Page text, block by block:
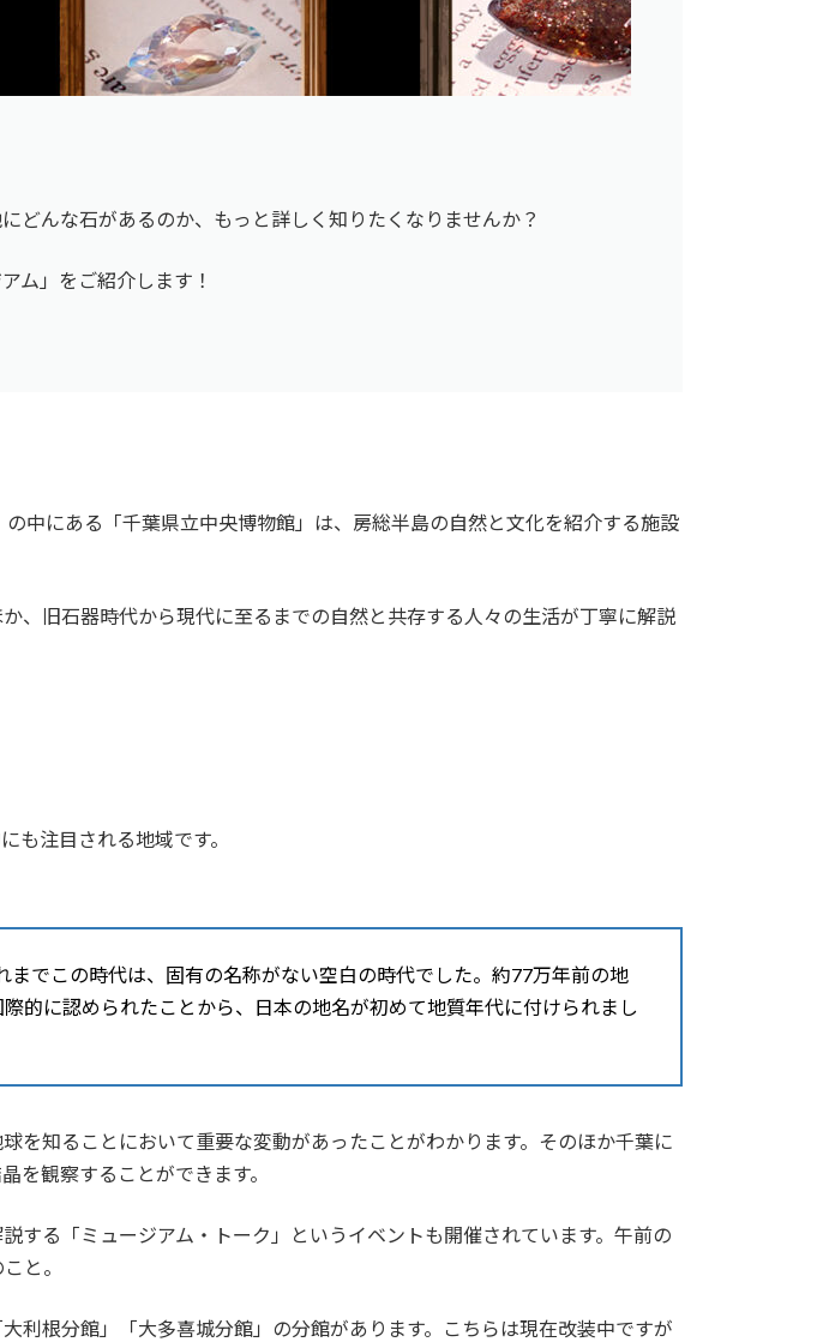
どんな石があるのか、もっと詳しく知りたくなりませんか？
ム」をご紹介します！
中にある「千葉県立中央博物館」は、房総半島の自然と文化を紹介する施設
、旧石器時代から現代に至るまでの自然と共存する人々の生活が丁寧に解説
も注目される地域です。
でこの時代は、固有の名称がない空白の時代でした。約77万年前の地
的に認められたことから、日本の地名が初めて地質年代に付けられまし
を知ることにおいて重要な変動があったことがわかります。そのほか千葉に
を観察することができます。
する「ミュージアム・トーク」というイベントも開催されています。午前の
と。
利根分館」「大多喜城分館」の分館があります。こちらは現在改装中ですが